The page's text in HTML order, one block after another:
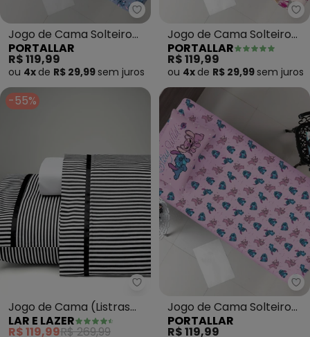
Portallar - Jogo de Cama
Jogo de Cama Solteiro
(Stitch Blue) 2 Peças
PORTALLAR
R$ 119,99
ou 4x de R$ 29,99 sem juros
Jogo de Cama Solteiro
(Princesas) 2 Peças
PORTALLAR
R$ 119,99
ou 4x de R$ 29,99 sem juros
-55%
Lar e Lazer - Jogo de Cama
Jogo de Cama (Listras
(Solteiro)) 3 Peças
LAR E LAZER
R$ 119,99R$ 269,99
Jogo de Cama Solteiro
(Stitch e Angel) 2 Peças
PORTALLAR
R$ 119,99